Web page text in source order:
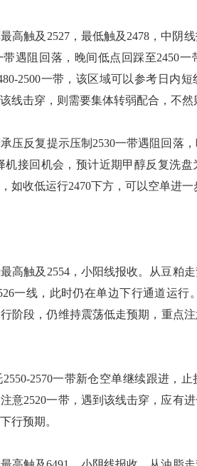
触及2527，最低触及2478，中阴线
带遇阻回落，晚间低点回踩至2450
2500一带，该区域可以参考日内
线击穿，则需要集体转弱配合，不然
反复提示压制2530一带遇阻回落，
机接回机会，预计近期甲醇反复洗
如收低运行2470下方，可以空单进一
触及2554，小阳线报收。从豆粕走
一线，此时仍在单边下行通道运行
阶段，仍维持震荡低走预期，重点
2570一带新仓空单继续跟进，止
意2520一带，遇到该线击穿，应有
行预期。